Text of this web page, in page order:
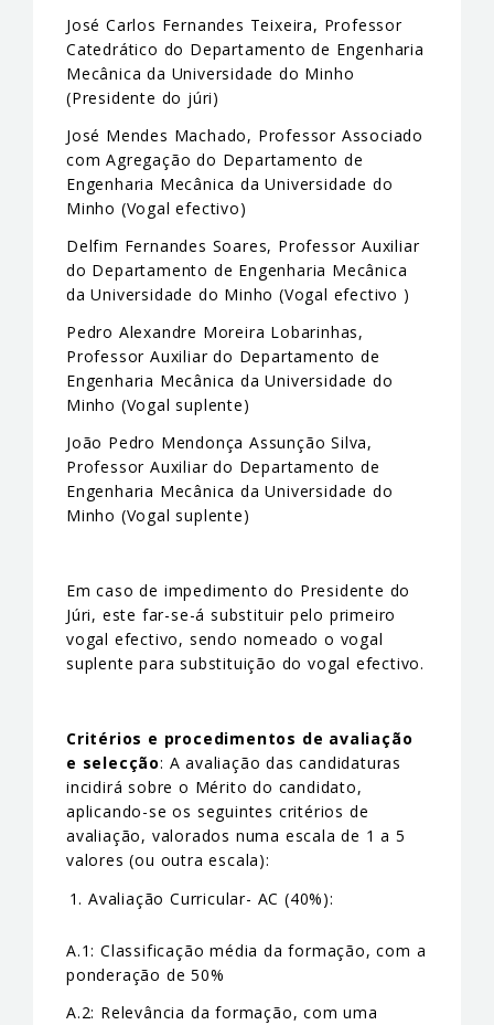
José Carlos Fernandes Teixeira, Professor
Catedrático do Departamento de Engenharia
Mecânica da Universidade do Minho
(Presidente do júri)
José Mendes Machado, Professor Associado
com Agregação do Departamento de
Engenharia Mecânica da Universidade do
Minho (Vogal efectivo)
Delfim Fernandes Soares, Professor Auxiliar
do Departamento de Engenharia Mecânica
da Universidade do Minho (Vogal efectivo )
Pedro Alexandre Moreira Lobarinhas,
Professor Auxiliar do Departamento de
Engenharia Mecânica da Universidade do
Minho (Vogal suplente)
João Pedro Mendonça Assunção Silva,
Professor Auxiliar do Departamento de
Engenharia Mecânica da Universidade do
Minho (Vogal suplente)
Em caso de impedimento do Presidente do
Júri, este far-se-á substituir pelo primeiro
vogal efectivo, sendo nomeado o vogal
suplente para substituição do vogal efectivo.
Critérios e procedimentos de avaliação
e selecção: A avaliação das candidaturas
incidirá sobre o Mérito do candidato,
aplicando-se os seguintes critérios de
avaliação, valorados numa escala de 1 a 5
valores (ou outra escala):
Avaliação Curricular- AC (40%):
A.1: Classificação média da formação, com a
ponderação de 50%
A.2: Relevância da formação, com uma